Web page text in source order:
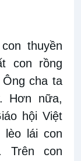
thuyền
con rồng
cha ta
Hơn nữa,
hội Việt
lèo lái con
Trên con